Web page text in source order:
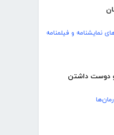
نمایشنامه و فیلمنامه
و دوست داشتن